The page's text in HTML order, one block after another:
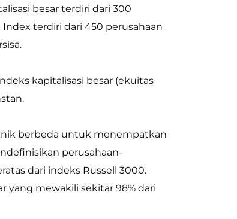
besar terdiri dari 300
terdiri dari 450 perusahaan
kapitalisasi besar (ekuitas
berbeda untuk menempatkan
perusahaan-
dari indeks Russell 3000.
yang mewakili sekitar 98% dari